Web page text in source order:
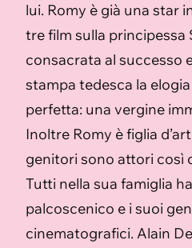
lui. Romy è già una star
tre film sulla principessa
consacrata al successo
stampa tedesca la
perfetta: una vergine
Inoltre Romy è figlia
genitori sono attori così
Tutti nella sua famiglia
palcoscenico e i suoi
cinematografici. Alain